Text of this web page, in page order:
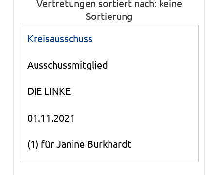
Vertretungen sortiert nach: keine
Sortierung
Kreisausschuss
Ausschussmitglied
DIE LINKE
01.11.2021
(1) für Janine Burkhardt